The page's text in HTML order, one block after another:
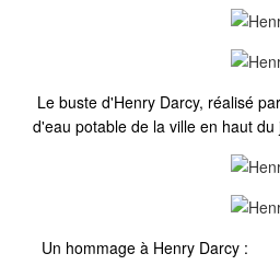
Le buste d'Henry Darcy, réalisé
d'eau potable de la ville en haut du
Un hommage à Henry Darcy :